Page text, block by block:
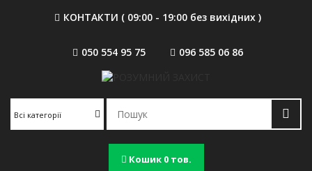
КОНТАКТИ ( 09:00 - 19:00 без вихідних )
050 554 95 75 096 585 06 86
Всі категорії
Кошик0 тов.